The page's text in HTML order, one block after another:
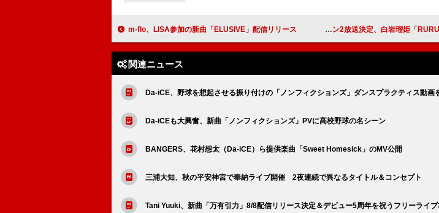
m-flo、LISA参加の新曲「ELUSIVE」配信リリース JO1×サンリオ「JOCHUM」TVアニメのシーズン2放送決定
関連ニュース
Da-iCE、野球を想起させる振り付けの「ノンフィクションズ」ダンスプラクティス動画
Da-iCEも大興奮、新曲「ノンフィクションズ」PVに高校野球の名シーン
BANGERS、花村想太（Da-iCE）ら提供楽曲「Sweet Homesick」のMV公開
三浦大知、秋の平安神宮で奉納ライブ開催 2夜連続で異なるタイトル＆コンセプト
Tani Yuuki、新曲「万有引力」8/8配信リリース決定＆デビュー5周年を祝うフリーライ